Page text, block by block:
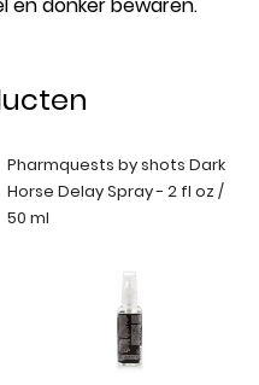
Pharmquests by shots Dark
Horse Delay Spray - 2 fl oz /
50 ml